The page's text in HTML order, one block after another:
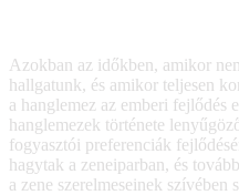
Azokban az időkben, amikor
hallgatunk, és amikor teljesen
a hanglemez az emberi fejlődés
hanglemezek története
fogyasztói preferenciák
hagytak a zeneiparban, és
a zene szerelmeseinek szívében